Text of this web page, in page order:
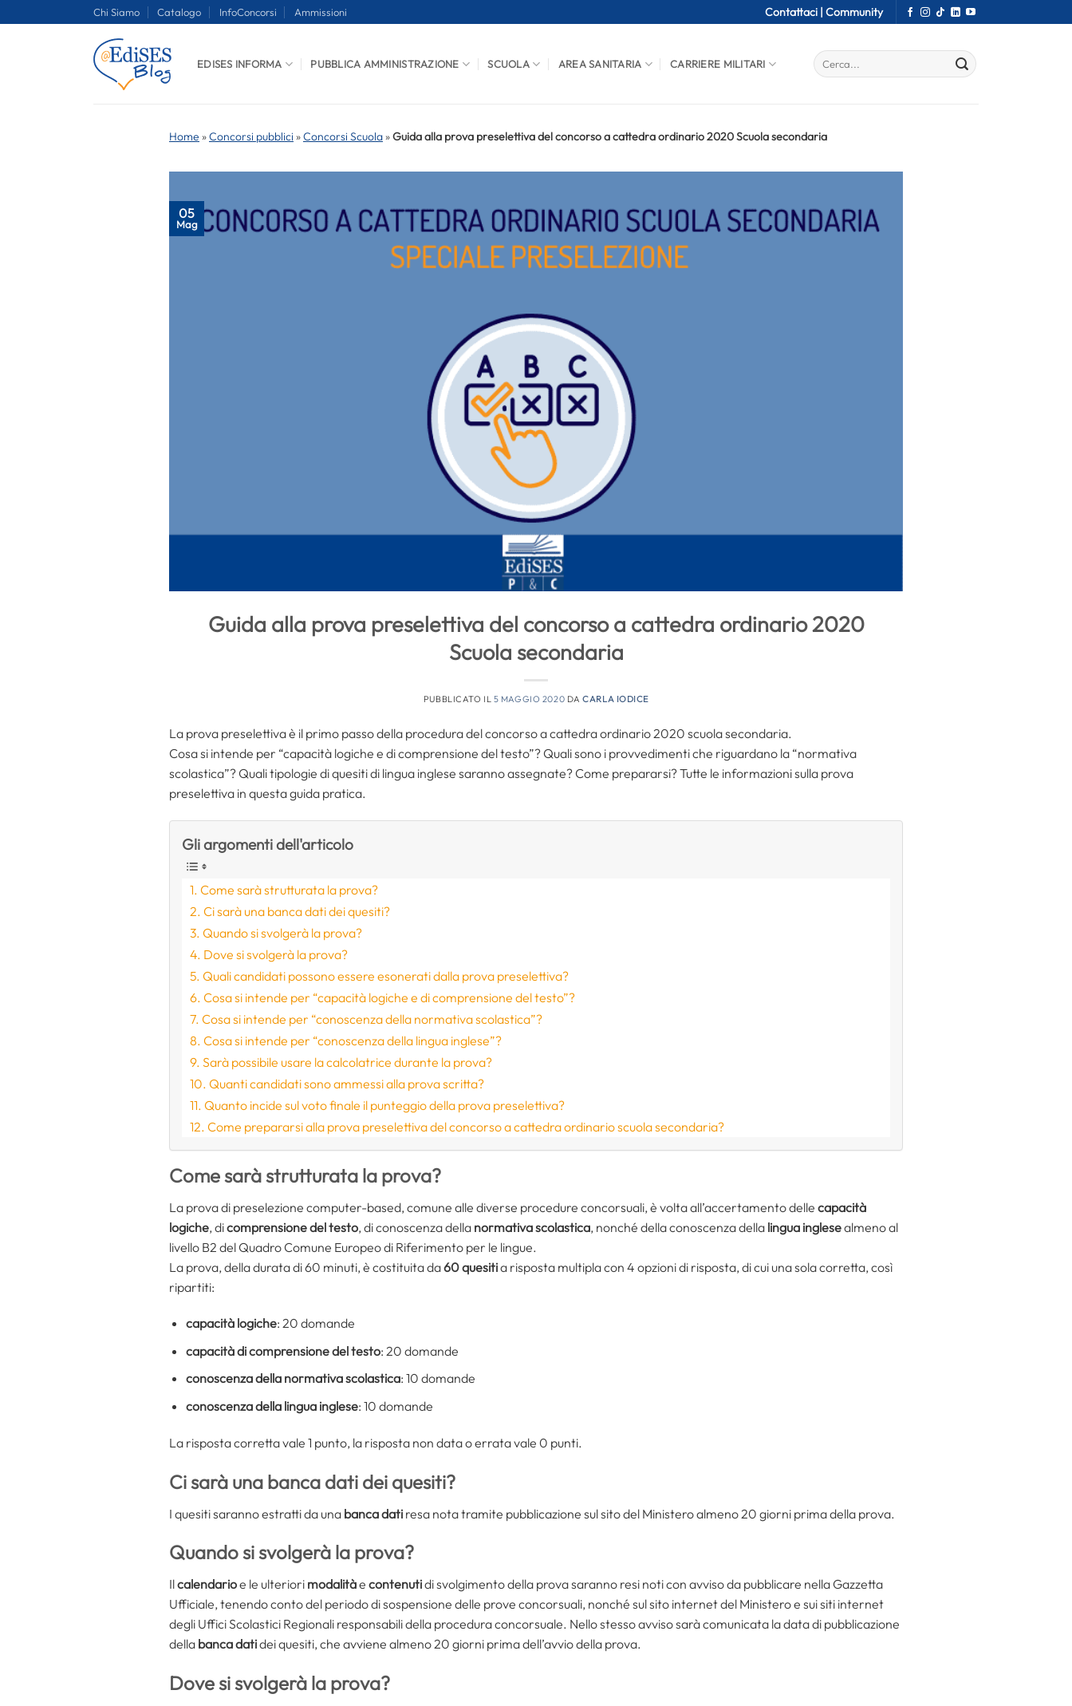
Chi Siamo Catalogo InfoConcorsi Ammissioni Contattaci | Community
EDISES INFORMA PUBBLICA AMMINISTRAZIONE SCUOLA AREA SANITARIA CARRIERE MILITARI
Home »Concorsi pubblici »Concorsi Scuola »Guida alla prova preselettiva del concorso a cattedra ordinario 2020 Scuola secondaria
05
Mag
Guida alla prova preselettiva del concorso a cattedra ordinario 2020
Scuola secondaria
PUBBLICATO IL 5 MAGGIO 2020 DACARLA IODICE
La prova preselettiva è il primo passo della procedura del concorso a cattedra ordinario 2020 scuola secondaria.
Cosa si intende per “capacità logiche e di comprensione del testo”? Quali sono i provvedimenti che riguardano la “normativa
scolastica”? Quali tipologie di quesiti di lingua inglese saranno assegnate? Come prepararsi? Tutte le informazioni sulla prova
preselettiva in questa guida pratica.
Gli argomenti dell'articolo
Come sarà strutturata la prova?
Ci sarà una banca dati dei quesiti?
Quando si svolgerà la prova?
Dove si svolgerà la prova?
Quali candidati possono essere esonerati dalla prova preselettiva?
Cosa si intende per “capacità logiche e di comprensione del testo”?
Cosa si intende per “conoscenza della normativa scolastica”?
Cosa si intende per “conoscenza della lingua inglese”?
Sarà possibile usare la calcolatrice durante la prova?
Quanti candidati sono ammessi alla prova scritta?
Quanto incide sul voto finale il punteggio della prova preselettiva?
Come prepararsi alla prova preselettiva del concorso a cattedra ordinario scuola secondaria?
Come sarà strutturata la prova?
La prova di preselezione computer-based, comune alle diverse procedure concorsuali, è volta all’accertamento delle capacità
logiche, dicomprensione del testo, di conoscenza della normativa scolastica, nonché della conoscenza della lingua inglesealmeno al
livello B2 del Quadro Comune Europeo di Riferimento per le lingue.
La prova, della durata di 60 minuti, è costituita da60 quesitia risposta multipla con 4 opzioni di risposta, di cui una sola corretta, così
ripartiti:
capacità logiche: 20 domande
capacità di comprensione del testo: 20 domande
conoscenza della normativa scolastica: 10 domande
conoscenza della lingua inglese: 10 domande
La risposta corretta vale 1 punto, la risposta non data o errata vale 0 punti.
Ci sarà una banca dati dei quesiti?
I quesiti saranno estratti da una banca dati resa nota tramite pubblicazione sul sito del Ministero almeno 20 giorni prima della prova.
Quando si svolgerà la prova?
Ilcalendarioe le ulteriori modalitàe contenutidi svolgimento della prova saranno resi noti con avviso da pubblicare nella Gazzetta
Ufficiale, tenendo conto del periodo di sospensione delle prove concorsuali, nonché sul sito internet del Ministero e sui siti internet
degli Uffici Scolastici Regionali responsabili della procedura concorsuale. Nello stesso avviso sarà comunicata la data di pubblicazione
della banca datidei quesiti, che avviene almeno 20 giorni prima dell’avvio della prova.
Dove si svolgerà la prova?